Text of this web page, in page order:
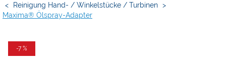
< Reinigung Hand- / Winkelstücke / Turbinen >
Maxima® Ölspray-Adapter
-7 %